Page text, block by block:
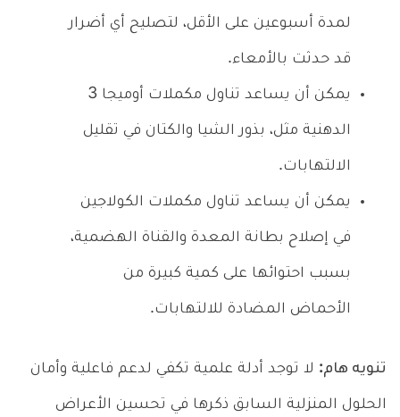
لمدة أسبوعين على الأقل، لتصليح أي أضرار
قد حدثت بالأمعاء.
يمكن أن يساعد تناول مكملات أوميجا 3
الدهنية مثل، بذور الشيا والكتان في تقليل
الالتهابات.
يمكن أن يساعد تناول مكملات الكولاجين
في إصلاح بطانة المعدة والقناة الهضمية،
بسبب احتوائها على كمية كبيرة من
الأحماض المضادة للالتهابات.
تنويه هام: لا توجد أدلة علمية تكفي لدعم فاعلية وأمان
الحلول المنزلية السابق ذكرها في تحسين الأعراض